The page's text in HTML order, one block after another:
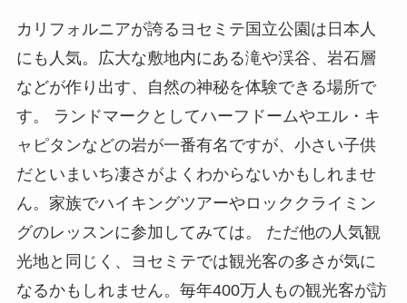
カリフォルニアが誇るヨセミテ国立公園は日本人
にも人気。広大な敷地内にある滝や渓谷、岩石層
などが作り出す、自然の神秘を体験できる場所で
す。 ランドマークとしてハーフドームやエル・キ
ャピタンなどの岩が一番有名ですが、小さい子供
だといまいち凄さがよくわからないかもしれませ
ん。家族でハイキングツアーやロッククライミン
グのレッスンに参加してみては。 ただ他の人気観
光地と同じく、ヨセミテでは観光客の多さが気に
なるかもしれません。毎年400万人もの観光客が訪